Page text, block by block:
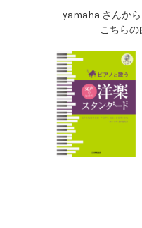
yamaha さんか
こちら